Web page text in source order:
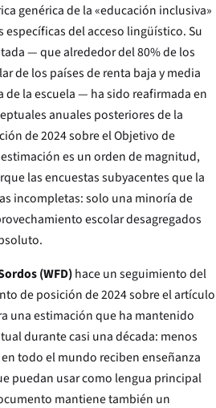
genérica de la «educación inclusiva»
del acceso lingüístico. Su
— que alrededor del 80% de los
de los países de renta baja y media
la escuela — ha sido reafirmada en
anuales posteriores de la
de 2024 sobre el Objetivo de
es un orden de magnitud,
las encuestas subyacentes que la
incompletas: solo una minoría de
escolar desagregados
(WFD)hace un seguimiento del
de posición de 2024 sobre el artículo
una estimación que ha mantenido
durante casi una década: menos
todo el mundo reciben enseñanza
puedan usar como lengua principal
mantiene también un